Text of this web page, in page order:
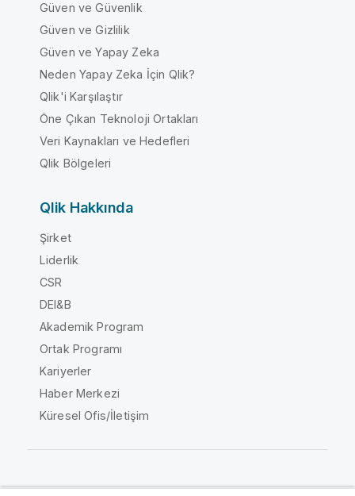
Güven ve Güvenlik
Güven ve Gizlilik
Güven ve Yapay Zeka
Neden Yapay Zeka İçin Qlik?
Qlik'i Karşılaştır
Öne Çıkan Teknoloji Ortakları
Veri Kaynakları ve Hedefleri
Qlik Bölgeleri
Qlik Hakkında
Şirket
Liderlik
CSR
DEI&B
Akademik Program
Ortak Programı
Kariyerler
Haber Merkezi
Küresel Ofis/İletişim